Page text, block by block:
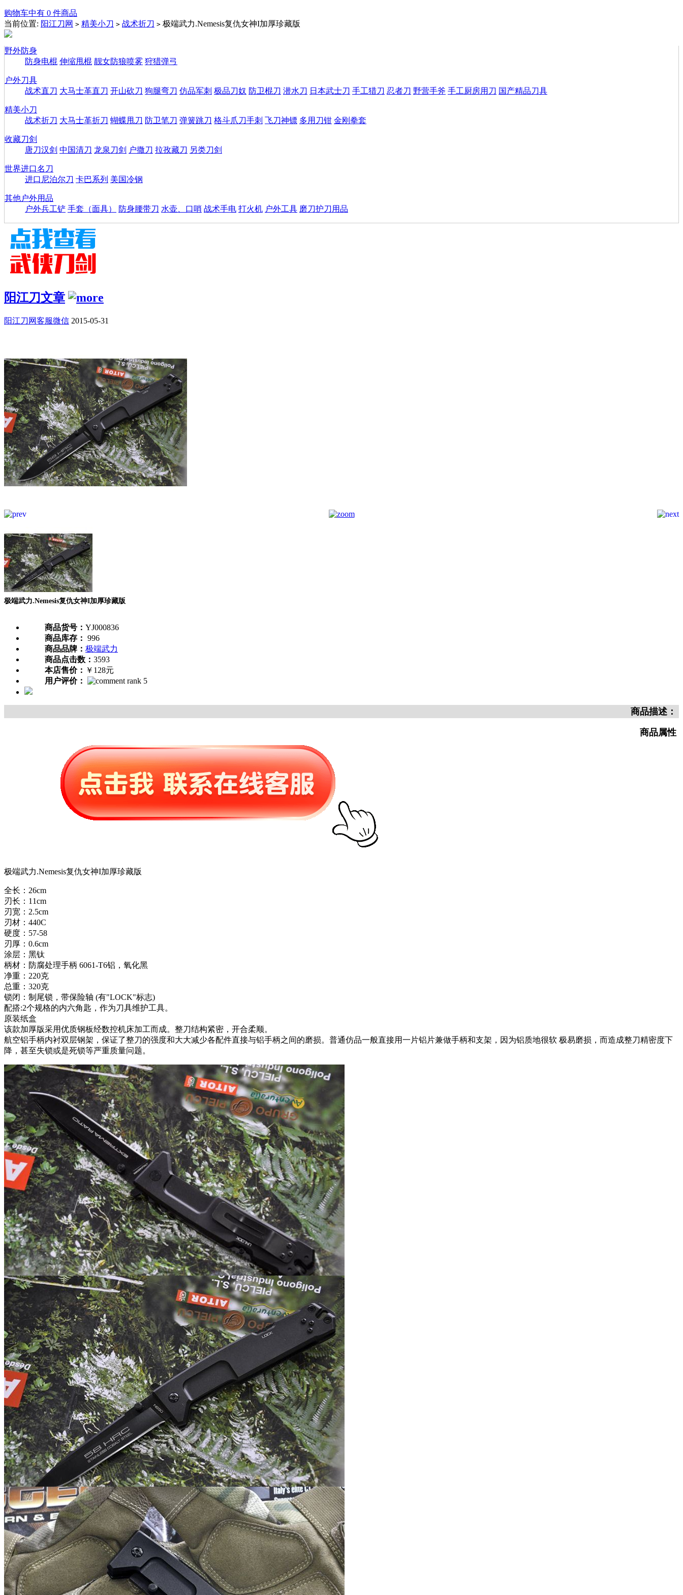
购物车中有 0 件商品
当前位置: 阳江刀网 > 精美小刀 > 战术折刀 > 极端武力.Nemesis复仇女神I加厚珍藏版
野外防身
防身电棍 伸缩甩棍 靓女防狼喷雾 狩猎弹弓
户外刀具
战术直刀 大马士革直刀 开山砍刀 狗腿弯刀 仿品军刺 极品刀奴 防卫棍刀 潜水刀 日本武士刀 手工猎刀 忍者刀 野营手斧 手工厨房用刀 国产精品刀具
精美小刀
战术折刀 大马士革折刀 蝴蝶甩刀 防卫笔刀 弹簧跳刀 格斗爪刀手刺 飞刀神镖 多用刀钳 金刚拳套
收藏刀剑
唐刀汉剑 中国清刀 龙泉刀剑 户撒刀 拉孜藏刀 另类刀剑
世界进口名刀
进口尼泊尔刀 卡巴系列 美国冷钢
其他户外用品
户外兵工铲 手套（面具） 防身腰带刀 水壶、口哨 战术手电 打火机 户外工具 磨刀护刀用品
阳江刀文章
阳江刀网客服微信 2015-05-31
极端武力.Nemesis复仇女神I加厚珍藏版
商品货号： YJ000836
商品库存： 996
商品品牌： 极端武力
商品点击数： 3593
本店售价： ￥128元
用户评价：
商品描述：
商品属性
极端武力.Nemesis复仇女神I加厚珍藏版
全长：26cm
刃长：11cm
刃宽：2.5cm
刃材：440C
硬度：57-58
刃厚：0.6cm
涂层：黑钛
柄材：防腐处理手柄 6061-T6铝，氧化黑
净重：220克
总重：320克
锁闭：制尾锁，带保险轴 (有"LOCK"标志)
配搭:2个规格的内六角匙，作为刀具维护工具。
原装纸盒
该款加厚版采用优质钢板经数控机床加工而成。整刀结构紧密，开合柔顺。
航空铝手柄内衬双层钢架，保证了整刀的强度和大大减少各配件直接与铝手柄之间的磨损。普通仿品一般直接用一片铝片兼做手柄和支架，因为铝质地很软 极易磨损，而造成整刀精密度下
降，甚至失锁或是死锁等严重质量问题。